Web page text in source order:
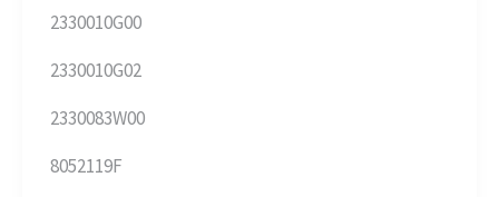
2330010G00
2330010G02
2330083W00
8052119F